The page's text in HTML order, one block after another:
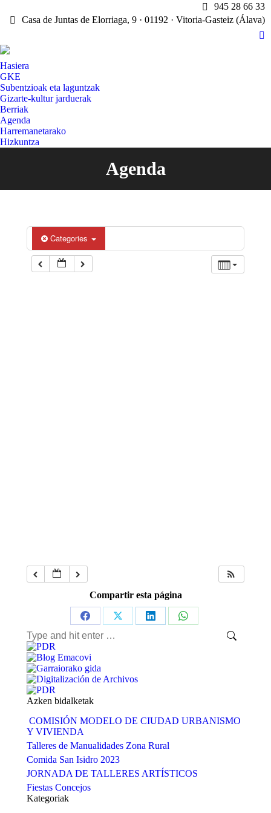
945 28 66 33
Casa de Juntas de Elorriaga, 9 · 01192 · Vitoria-Gasteiz (Álava)
X
Hasiera
GKE
Subentzioak eta laguntzak
Gizarte-kultur jarduerak
Berriak
Agenda
Harremanetarako
Hizkuntza
Agenda
You are here:
Categories
Compartir esta página
Share
on
Facebook
Share
Share
Share
Search:
Azken bidalketak
COMISIÓN MODELO DE CIUDAD URBANISMO
Y VIVIENDA
Talleres de Manualidades Zona Rural
Comida San Isidro 2023
JORNADA DE TALLERES ARTÍSTICOS
Fiestas Concejos
Kategoriak